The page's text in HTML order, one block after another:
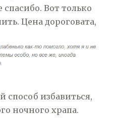
Вот только
Цена дороговата,
способ избавиться,
ночного храпа.